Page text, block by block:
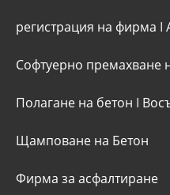
регистрация на фирма I
Софтуерно премахване
Полагане на бетон I
Щамповане на Бетон
Фирма за асфалтиране